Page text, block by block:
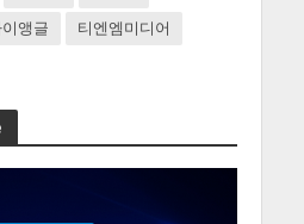
앵글
티엔엠미디어